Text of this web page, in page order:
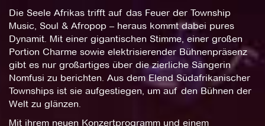
Die Seele Afrikas trifft auf das Feuer der Township
Music, Soul & Afropop – heraus kommt dabei pures
Dynamit. Mit einer gigantischen Stimme, einer großen
Portion Charme sowie elektrisierender Bühnenpräsenz
gibt es nur großartiges über die zierliche Sängerin
Nomfusi zu berichten. Aus dem Elend Südafrikanischer
Townships ist sie aufgestiegen, um auf den Bühnen der
Welt zu glänzen.
Mit ihrem neuen Konzertprogramm und einem